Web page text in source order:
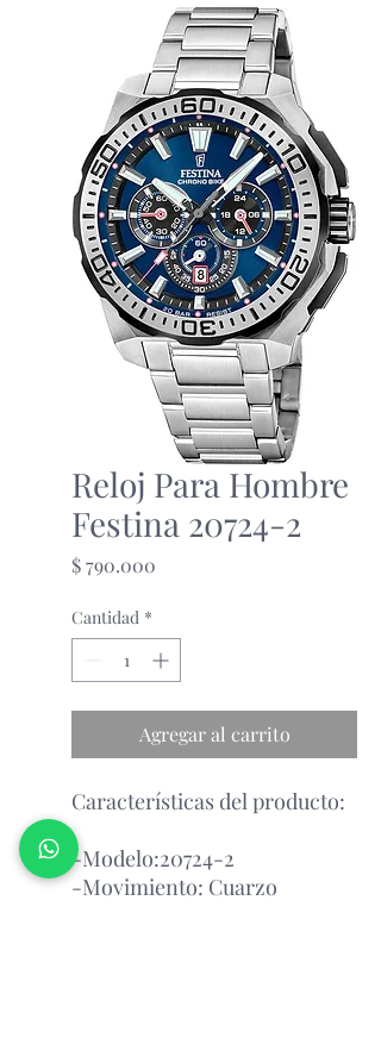
Reloj Para Hombre
Festina 20724-2
$ 790.000
Cantidad *
Agregar al carrito
Características del producto:
-Modelo:20724-2
-Movimiento: Cuarzo